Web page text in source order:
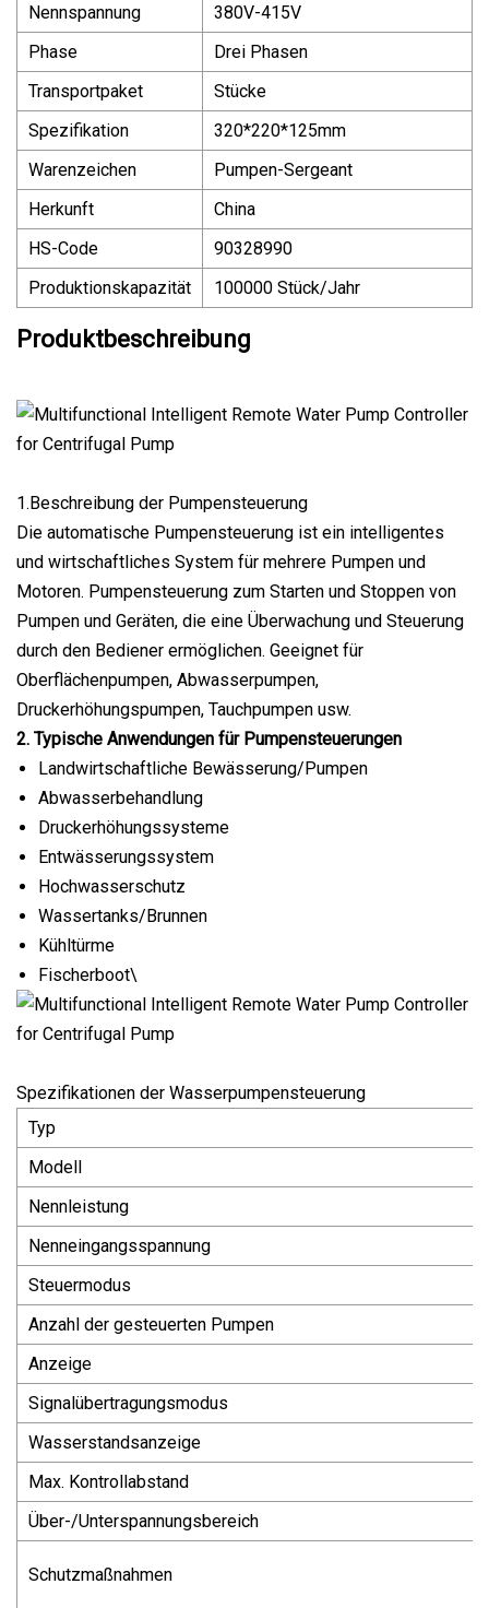
Nennspannung
380V-415V
Phase
Drei Phasen
Transportpaket
Stücke
Spezifikation
320*220*125mm
Warenzeichen
Pumpen-Sergeant
Herkunft
China
HS-Code
90328990
Produktionskapazität
100000 Stück/Jahr
Produktbeschreibung
1.Beschreibung der Pumpensteuerung
Die automatische Pumpensteuerung ist ein intelligentes
und wirtschaftliches System für mehrere Pumpen und
Motoren. Pumpensteuerung zum Starten und Stoppen von
Pumpen und Geräten, die eine Überwachung und Steuerung
durch den Bediener ermöglichen. Geeignet für
Oberflächenpumpen, Abwasserpumpen,
Druckerhöhungspumpen, Tauchpumpen usw.
2. Typische Anwendungen für Pumpensteuerungen
Landwirtschaftliche Bewässerung/Pumpen
Abwasserbehandlung
Druckerhöhungssysteme
Entwässerungssystem
Hochwasserschutz
Wassertanks/Brunnen
Kühltürme
Fischerboot\
Spezifikationen der Wasserpumpensteuerung
Typ
Modell
Nennleistung
Nenneingangsspannung
Steuermodus
Anzahl der gesteuerten Pumpen
Anzeige
Signalübertragungsmodus
Wasserstandsanzeige
Max. Kontrollabstand
Über-/Unterspannungsbereich
Schutzmaßnahmen